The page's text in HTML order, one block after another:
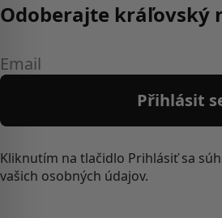
Odoberajte kráľovský
Email
Přihlásit
Kliknutím na tlačidlo Prihlásiť sa
vašich osobných údajov.